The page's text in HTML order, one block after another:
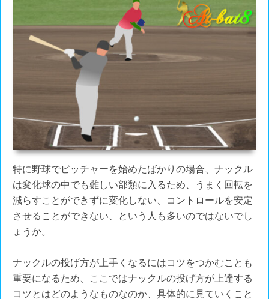
特に野球でピッチャーを始めたばかりの場合、ナックル
は変化球の中でも難しい部類に入るため、うまく回転を
減らすことができずに変化しない、コントロールを安定
させることができない、という人も多いのではないでし
ょうか。
ナックルの投げ方が上手くなるにはコツをつかむことも
重要になるため、ここではナックルの投げ方が上達する
コツとはどのようなものなのか、具体的に見ていくこと